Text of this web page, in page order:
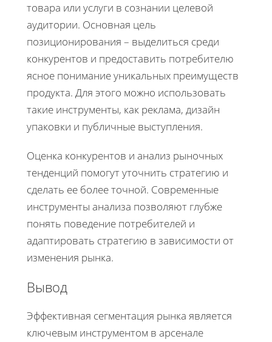
товара или услуги в сознании целевой
аудитории. Основная цель
позиционирования – выделиться среди
конкурентов и предоставить потребителю
ясное понимание уникальных преимуществ
продукта. Для этого можно использовать
такие инструменты, как реклама, дизайн
упаковки и публичные выступления.
Оценка конкурентов и анализ рыночных
тенденций помогут уточнить стратегию и
сделать ее более точной. Современные
инструменты анализа позволяют глубже
понять поведение потребителей и
адаптировать стратегию в зависимости от
изменения рынка.
Вывод
Эффективная сегментация рынка является
ключевым инструментом в арсенале